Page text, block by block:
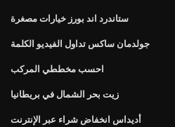
ستاندرد اند بورز خيارات مصغرة
جولدمان ساكس تداول الفيديو الكلمة
احسب مخططي المركب
زيت بحر الشمال في بريطانيا
أديداس انخفاض شراء عبر الإنترنت